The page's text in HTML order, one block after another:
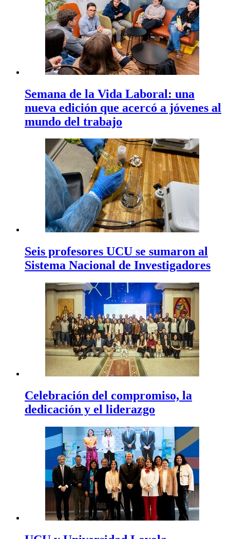
Semana de la Vida Laboral: una
nueva edición que acercó a jóvenes al
mundo del trabajo
Seis profesores UCU se sumaron al
Sistema Nacional de Investigadores
Celebración del compromiso, la
dedicación y el liderazgo